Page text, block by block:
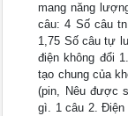
mang năng
câu: 4 Số câu
1,75 Số câu tự
điện không đổi
tạo chung của
(pin, Nêu được
gì. 1 câu 2. Điện